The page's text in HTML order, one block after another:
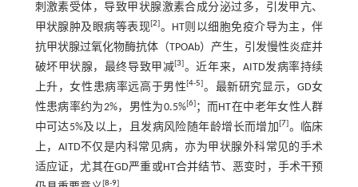
刺激素受体，导致甲状腺激素合成分泌过多，引发甲亢、
甲状腺肿及眼病等表现 [2 。HT则以细胞免疫介导为主，伴
抗甲状腺过氧化物酶抗体（TPOAb）产生，引发慢性炎症并
破坏甲状腺，最终导致甲减 [3 。近年来，AITD发病率持续
上升，女性患病率远高于男性 [4-5 。最新研究显示，GD女
性患病率约为2%，男性为0.5% 6] ；而HT在中老年女性人群
中可达5%及以上，且发病风险随年龄增长而增加 7 。临床
上，AITD不仅是内科常见病，亦为甲状腺外科常见的手术
适应证，尤其在GD严重或HT合并结节、恶变时，手术干预
8-9]